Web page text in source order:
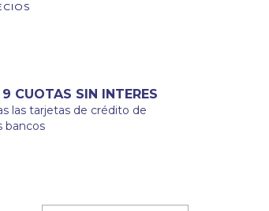
CUOTAS SIN INTERES
las tarjetas de crédito de
bancos